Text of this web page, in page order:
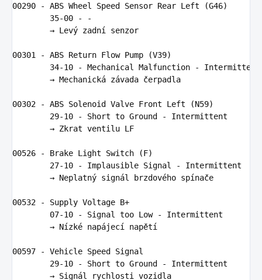
00290 - ABS Wheel Speed Sensor Rear Left (G46)
35-00 -
-
        →
Levý zadní senzor
00301 - ABS Return Flow Pump (V39)
34-10 - Mechanical Malfunction -
Intermittent
        →
Mechanická závada čerpadla
00302 - ABS Solenoid Valve Front Left (N59)
29-10 - Short to Ground -
Intermittent
        →
Zkrat ventilu LF
00526 - Brake Light Switch (F)
27-10 - Implausible Signal -
Intermittent
        →
Neplatný signál brzdového spínače
00532 - Supply Voltage B+
07-10 - Signal too Low -
Intermittent
        →
Nízké napájecí napětí
00597 - Vehicle Speed
Signal
29-10 - Short to Ground -
Intermittent
        →
Signál rychlosti vozidla